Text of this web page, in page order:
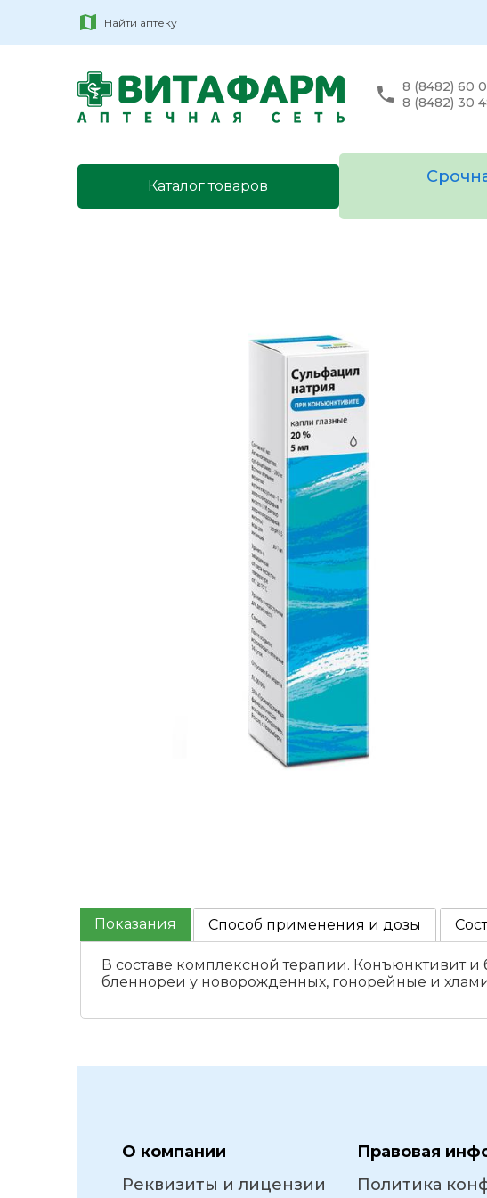
Найти аптеку
8 (8482) 60
8 (8482) 30
Каталог товаров
Показания Способ применения и дозы
В составе комплексной терапии. Конъюнктивит
бленнореи у новорожденных, гонорейные и
О компании
Реквизиты и лицензии
Правовая
Политика